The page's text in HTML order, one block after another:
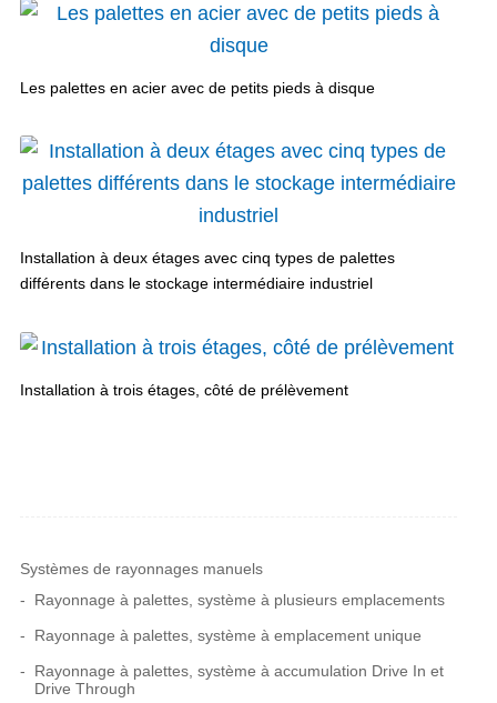
Les palettes en acier avec de petits pieds à disque
Installation à deux étages avec cinq types de palettes
différents dans le stockage intermédiaire industriel
Installation à trois étages, côté de prélèvement
Systèmes de rayonnages manuels
Rayonnage à palettes, système à plusieurs emplacements
Rayonnage à palettes, système à emplacement unique
Rayonnage à palettes, système à accumulation Drive In et
Drive Through